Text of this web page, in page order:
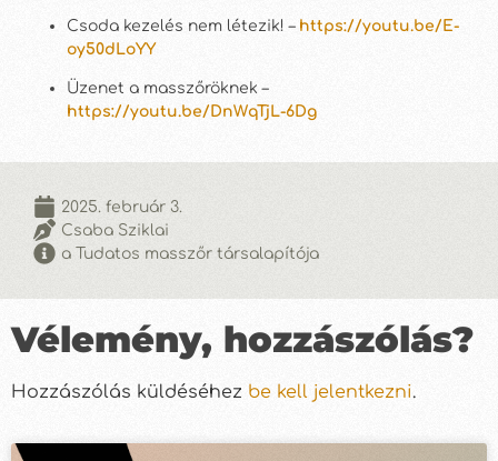
Csoda kezelés nem létezik! – https://youtu.be/E-
oy50dLoYY
Üzenet a masszőröknek –
https://youtu.be/DnWqTjL-6Dg
2025. február 3.
Csaba Sziklai
a Tudatos masszőr társalapítója
Vélemény, hozzászólás?
Hozzászólás küldéséhez be kell jelentkezni.